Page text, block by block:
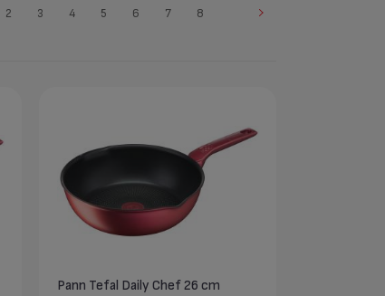
2 3 4 5 6 7 8
Pann Tefal Daily Chef 26 cm